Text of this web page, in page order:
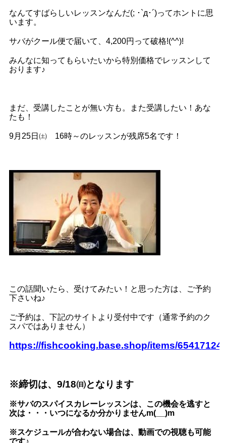
なんてすばらしいレッスンなんだ(; ･`д･´)ってホントに思
います。
サバがクール便で届いて、4,200円って破格!(^^)!
みんなに知ってもらいたいから特別価格でレッスンして
おります♪
まだ、受講したことが無い方も。また受講したい！あな
たも！
9月25日㈯ 16時～のレッスンが残席5名です！
この話聞いたら、受けてみたい！と思った方は、ご予約
下さいね♪
ご予約は、下記のサイトより受付中です（通常予約のク
スパではありません）
https://fishcooking.base.shop/items/65417124
※締切は、9/18㈰となります
※サバのスパイスカレーレッスンは、この機会を逃すと
次は・・・いつになるか分かりませんm(__)m
※スケジュールが合わない場合は、動画での視聴も可能
です♪